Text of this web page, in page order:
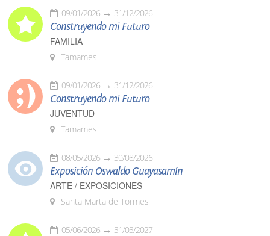
09/01/2026 31/12/2026
Construyendo mi Futuro
FAMILIA
Tamames
09/01/2026 31/12/2026
Construyendo mi Futuro
JUVENTUD
Tamames
08/05/2026 30/08/2026
Exposición Oswaldo Guayasamín
ARTE / EXPOSICIONES
Santa Marta de Tormes
05/06/2026 31/03/2027